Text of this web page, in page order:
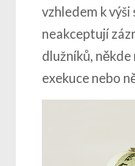
vzhledem k
neakceptují
dlužníků,
exekuce nebo